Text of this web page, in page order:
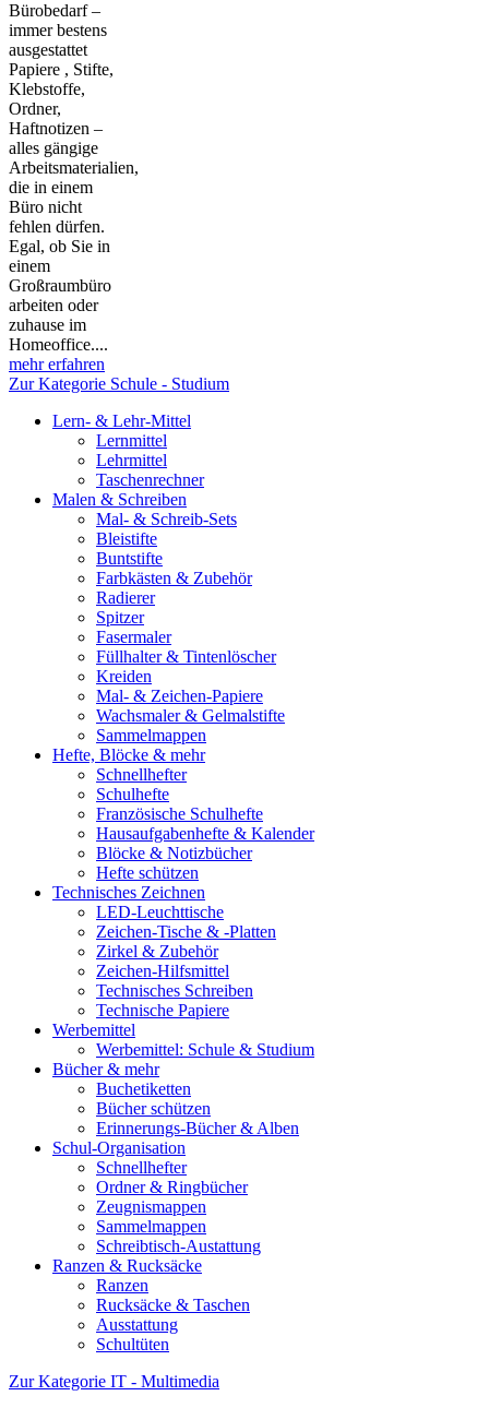
Bürobedarf –
immer bestens
ausgestattet
Papiere , Stifte,
Klebstoffe,
Ordner,
Haftnotizen –
alles gängige
Arbeitsmaterialien,
die in einem
Büro nicht
fehlen dürfen.
Egal, ob Sie in
einem
Großraumbüro
arbeiten oder
zuhause im
Homeoffice....
mehr erfahren
Zur Kategorie Schule - Studium
Lern- & Lehr-Mittel
Lernmittel
Lehrmittel
Taschenrechner
Malen & Schreiben
Mal- & Schreib-Sets
Bleistifte
Buntstifte
Farbkästen & Zubehör
Radierer
Spitzer
Fasermaler
Füllhalter & Tintenlöscher
Kreiden
Mal- & Zeichen-Papiere
Wachsmaler & Gelmalstifte
Sammelmappen
Hefte, Blöcke & mehr
Schnellhefter
Schulhefte
Französische Schulhefte
Hausaufgabenhefte & Kalender
Blöcke & Notizbücher
Hefte schützen
Technisches Zeichnen
LED-Leuchttische
Zeichen-Tische & -Platten
Zirkel & Zubehör
Zeichen-Hilfsmittel
Technisches Schreiben
Technische Papiere
Werbemittel
Werbemittel: Schule & Studium
Bücher & mehr
Buchetiketten
Bücher schützen
Erinnerungs-Bücher & Alben
Schul-Organisation
Schnellhefter
Ordner & Ringbücher
Zeugnismappen
Sammelmappen
Schreibtisch-Austattung
Ranzen & Rucksäcke
Ranzen
Rucksäcke & Taschen
Ausstattung
Schultüten
Zur Kategorie IT - Multimedia